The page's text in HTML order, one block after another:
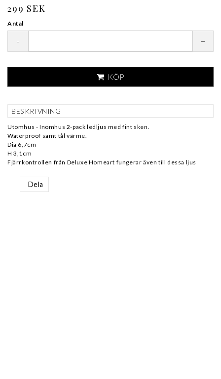
299 SEK
Antal
- +
KÖP
BESKRIVNING
Utomhus - Inomhus 2-pack ledljus med fint sken.
Waterproof samt tål värme.
Dia 6,7cm
H 3,1cm
Fjärrkontrollen från Deluxe Homeart fungerar även till dessa ljus
Dela